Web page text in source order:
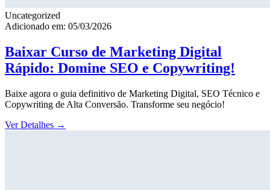
Uncategorized
Adicionado em: 05/03/2026
Baixar Curso de Marketing Digital
Rápido: Domine SEO e Copywriting!
Baixe agora o guia definitivo de Marketing Digital, SEO Técnico e
Copywriting de Alta Conversão. Transforme seu negócio!
Ver Detalhes →